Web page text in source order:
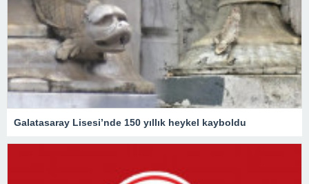
Galatasaray Lisesi’nde 150 yıllık heykel kayboldu